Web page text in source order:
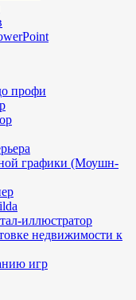
профи
графики (Моушн-
иллюстратор
недвижимости к
игр